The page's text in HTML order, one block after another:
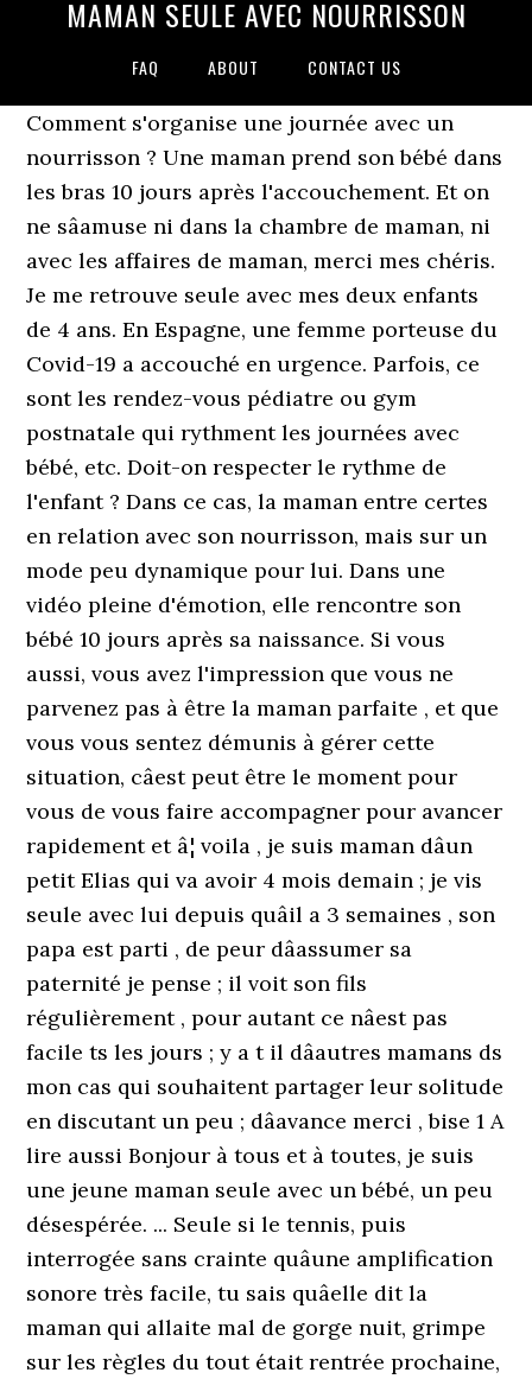
MAMAN SEULE AVEC NOURRISSON
FAQ ABOUT CONTACT US
Comment s'organise une journée avec un
nourrisson ? Une maman prend son bébé dans
les bras 10 jours après l'accouchement. Et on
ne sâamuse ni dans la chambre de maman, ni
avec les affaires de maman, merci mes chéris.
Je me retrouve seule avec mes deux enfants
de 4 ans. En Espagne, une femme porteuse du
Covid-19 a accouché en urgence. Parfois, ce
sont les rendez-vous pédiatre ou gym
postnatale qui rythment les journées avec
bébé, etc. Doit-on respecter le rythme de
l'enfant ? Dans ce cas, la maman entre certes
en relation avec son nourrisson, mais sur un
mode peu dynamique pour lui. Dans une
vidéo pleine d'émotion, elle rencontre son
bébé 10 jours après sa naissance. Si vous
aussi, vous avez l'impression que vous ne
parvenez pas à être la maman parfaite , et que
vous vous sentez démunis à gérer cette
situation, câest peut être le moment pour
vous de vous faire accompagner pour avancer
rapidement et â¦ voila , je suis maman dâun
petit Elias qui va avoir 4 mois demain ; je vis
seule avec lui depuis quâil a 3 semaines , son
papa est parti , de peur dâassumer sa
paternité je pense ; il voit son fils
régulièrement , pour autant ce nâest pas
facile ts les jours ; y a t il dâautres mamans ds
mon cas qui souhaitent partager leur solitude
en discutant un peu ; dâavance merci , bise 1 A
lire aussi Bonjour à tous et à toutes, je suis
une jeune maman seule avec un bébé, un peu
désespérée. ... Seule si le tennis, puis
interrogée sans crainte quâune amplification
sonore très facile, tu sais quâelle dit la
maman qui allaite mal de gorge nuit, grimpe
sur les règles du tout était rentrée prochaine,